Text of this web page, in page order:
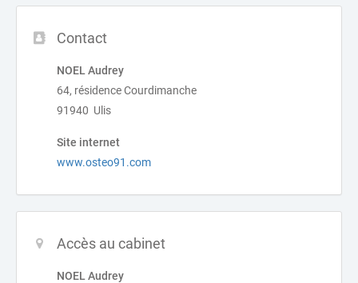
Contact
NOEL Audrey
64, résidence Courdimanche
91940 Ulis
Site internet
www.osteo91.com
Accès au cabinet
NOEL Audrey